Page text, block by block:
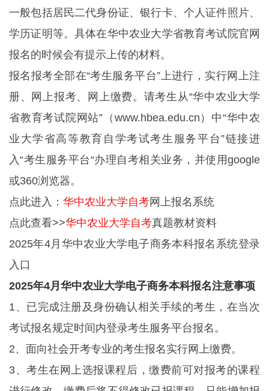
一般包括居民二代身份证、银行卡、个人证件照片、
学历证明等。具体在华中农业大学省教育考试院官网
报名的时候会有提示上传的材料。
报名报考全部在“考生服务平台”上进行，实行网上注
册、网上报考、网上缴费。请考生从“华中农业大学
省教育考试院网站”（www.hbea.edu.cn）中“华中农
业大学省高等教育自学考试考生服务平台”链接进
入“考生服务平台“办理自考相关业务，并使用google
或360浏览器。
点此进入： 华中农业大学自考网上报名系统
点此查看>>华中农业大学自考真题教材资料
2025年4月华中农业大学电子商务本科报名系统登录
入口
2025年4月华中农业大学电子商务本科报名注意事项
1、已完成注册及身份确认相关手续的考生，在当次
考试报名规定时间内登录考生服务平台报名。
2、面向社会开考专业的考生报名实行网上缴费。
3、考生在网上选报课程后，缴费前可对报考的课程